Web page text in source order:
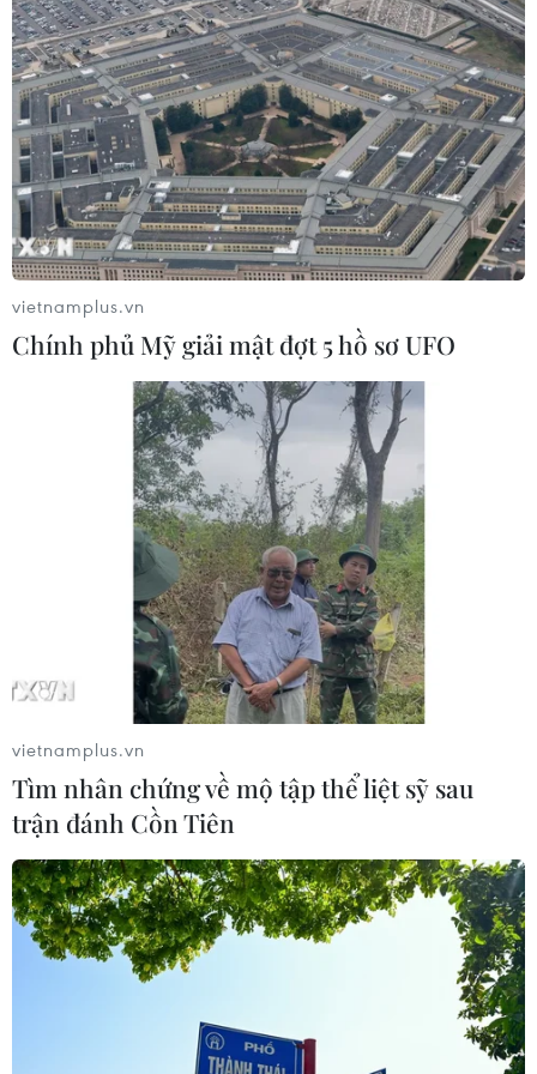
đai./.
Táo gọt vỏ và chưa gọt vỏ:
Loại nào tốt hơn cho sức
khỏe của bạn?
Táo là một trong những loại quả
tốt cho sức khỏe được các chuyên
gia khuyên nên ăn hằng ngày,
nhưng táo có nên ăn cả vỏ?
(Vietnam+)
#cider Cake
#rượu táo
#Ngôi nhà nhỏ trên thảo nguyên
Mỹ
vietnamplus.vn
Chính phủ Mỹ giải mật đợt 5 hồ sơ UFO
vietnamplus.vn
Tìm nhân chứng về mộ tập thể liệt sỹ sau
trận đánh Cồn Tiên